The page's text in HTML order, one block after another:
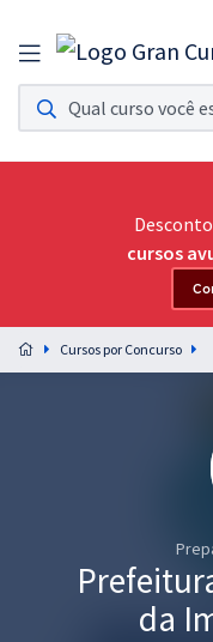
Assinatura Ilimitada
Acesso a todos os cursos.
Assinatura OAB Até
Acesso ilimitado a toda
Preparação completa e
residências em saúde do Brasil
cursos
Cursos por Concurso
da